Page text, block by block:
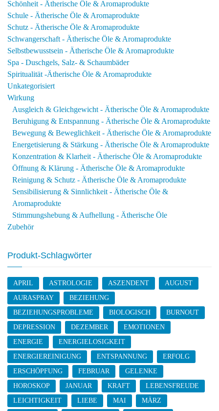
Schönheit - Ätherische Öle & Aromaprodukte
Schule - Ätherische Öle & Aromaprodukte
Schutz - Ätherische Öle & Aromaprodukte
Schwangerschaft - Ätherische Öle & Aromaprodukte
Selbstbewusstsein - Ätherische Öle & Aromaprodukte
Spa - Duschgels, Salz- & Schaumbäder
Spiritualität -Ätherische Öle & Aromaprodukte
Unkategorisiert
Wirkung
Ausgleich & Gleichgewicht - Ätherische Öle & Aromaprodukte
Beruhigung & Entspannung - Ätherische Öle & Aromaprodukte
Bewegung & Beweglichkeit - Ätherische Öle & Aromaprodukte
Energetisierung & Stärkung - Ätherische Öle & Aromaprodukte
Konzentration & Klarheit - Ätherische Öle & Aromaprodukte
Öffnung & Klärung - Ätherische Öle & Aromaprodukte
Reinigung & Schutz - Ätherische Öle & Aromaprodukte
Sensibilisierung & Sinnlichkeit - Ätherische Öle &
Aromaprodukte
Stimmungshebung & Aufhellung - Ätherische Öle
Zubehör
Produkt-Schlagwörter
APRIL ASTROLOGIE ASZENDENT
AUGUST
AURASPRAY
BEZIEHUNG
BEZIEHUNGSPROBLEME
BIOLOGISCH
BURNOUT
DEPRESSION
DEZEMBER
EMOTIONEN
ENERGIE
ENERGIELOSIGKEIT
ENERGIEREINIGUNG
ENTSPANNUNG
ERFOLG
ERSCHÖPFUNG
FEBRUAR
GELENKE
HOROSKOP
JANUAR KRAFT
LEBENSFREUDE
LEICHTIGKEIT
LIEBE MAI
MÄRZ